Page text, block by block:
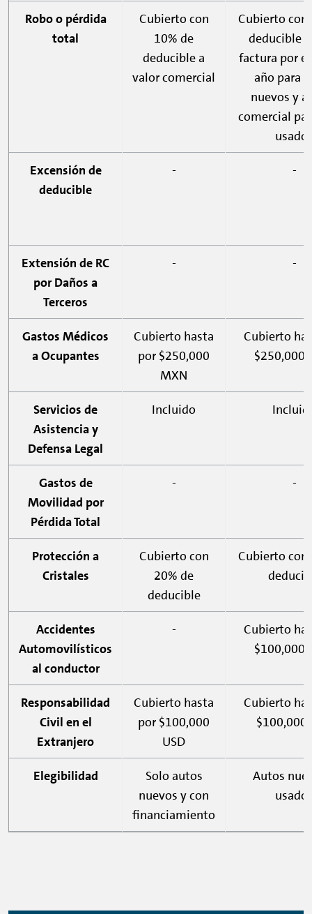
Robo o pérdida
total
Cubierto con
10% de
deducible a
valor comercial
Cubierto con
deducible
factura por
año para
nuevos y
comercial
Excensión de
deducible
- -
Extensión de RC
por Daños a
Terceros
- -
Gastos Médicos
a Ocupantes
Cubierto hasta
por $250,000
MXN
Cubierto
$250,000
Servicios de
Asistencia y
Defensa Legal
Incluido
Gastos de
Movilidad por
Pérdida Total
- -
Protección a
Cristales
Cubierto con
20% de
deducible
Cubierto con
Accidentes
Automovilísticos
al conductor
-
Cubierto
$100,000
Responsabilidad
Civil en el
Extranjero
Cubierto hasta
por $100,000
USD
Cubierto
$100,000
Elegibilidad
Solo autos
nuevos y con
financiamiento
Autos